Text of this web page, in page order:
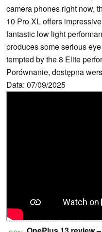
camera phones right now,
10 Pro XL offers
fantastic low light
produces some serious
tempted by the 8 Elite
Porównanie, dostępna
Data: 07/09/2025